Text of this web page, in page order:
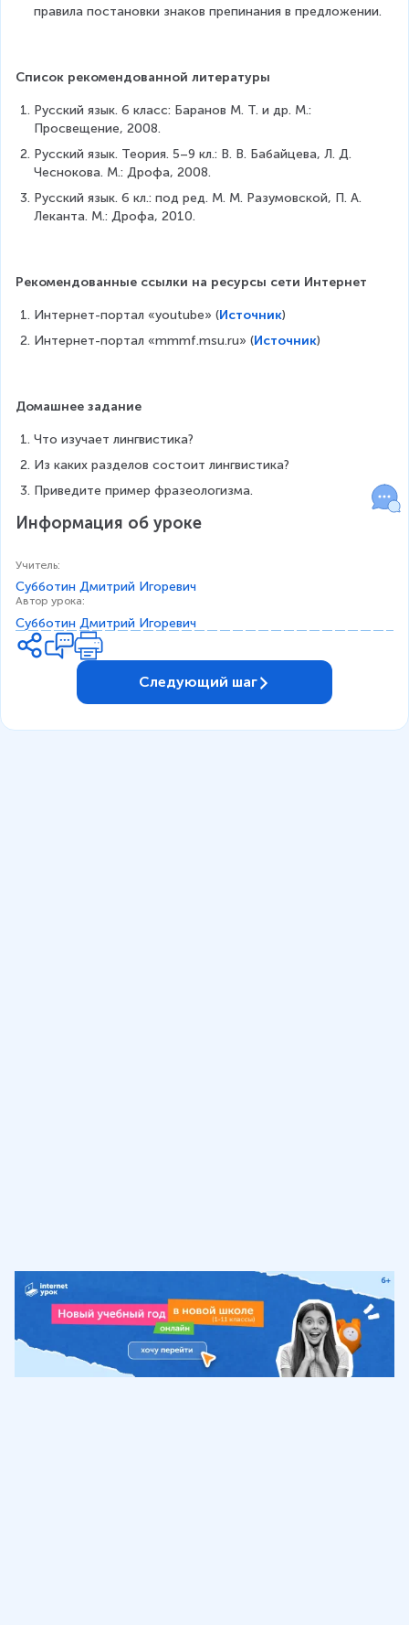
правила постановки знаков препинания в предложении.
Список рекомендованной литературы
Русский язык. 6 класс: Баранов М. Т. и др. М.:
Просвещение, 2008.
Русский язык. Теория. 5–9 кл.: В. В. Бабайцева, Л. Д.
Чеснокова. М.: Дрофа, 2008.
Русский язык. 6 кл.: под ред. М. М. Разумовской, П. А.
Леканта. М.: Дрофа, 2010.
Рекомендованные ссылки на ресурсы сети Интернет
Интернет-портал «youtube» (Источник)
Интернет-портал «mmmf.msu.ru» (Источник)
Домашнее задание
Что изучает лингвистика?
Из каких разделов состоит лингвистика?
Приведите пример фразеологизма.
Информация об уроке
Учитель:
Субботин Дмитрий Игоревич
Автор урока:
Субботин Дмитрий Игоревич
Следующий шаг